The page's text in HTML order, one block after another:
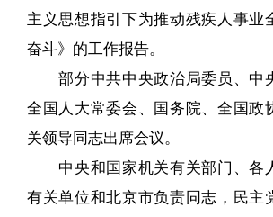
主义思想指引下为推动残疾人事业
奋斗》的工作报告。
部分中共中央政治局委员、中
全国人大常委会、国务院、全国政
关领导同志出席会议。
中央和国家机关有关部门、各
有关单位和北京市负责同志，民主